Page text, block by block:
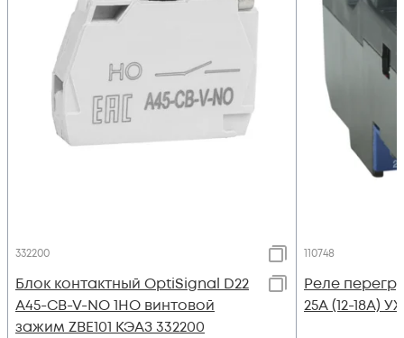
332200
Блок контактный OptiSignal D22
A45-CB-V-NO 1НО винтовой
зажим ZBE101 КЭАЗ 332200
110748
Реле
25А (12-18А)